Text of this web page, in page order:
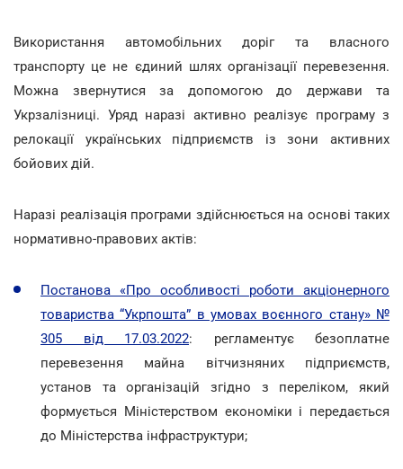
Використання автомобільних доріг та власного
транспорту це не єдиний шлях організації перевезення.
Можна звернутися за допомогою до держави та
Укрзалізниці. Уряд наразі активно реалізує програму з
релокації українських підприємств із зони активних
бойових дій.
Наразі реалізація програми здійснюється на основі таких
нормативно-правових актів:
Постанова «Про особливості роботи акціонерного
товариства “Укрпошта” в умовах воєнного стану» №
305 від 17.03.2022: регламентує безоплатне
перевезення майна вітчизняних підприємств,
установ та організацій згідно з переліком, який
формується Міністерством економіки і передається
до Міністерства інфраструктури;